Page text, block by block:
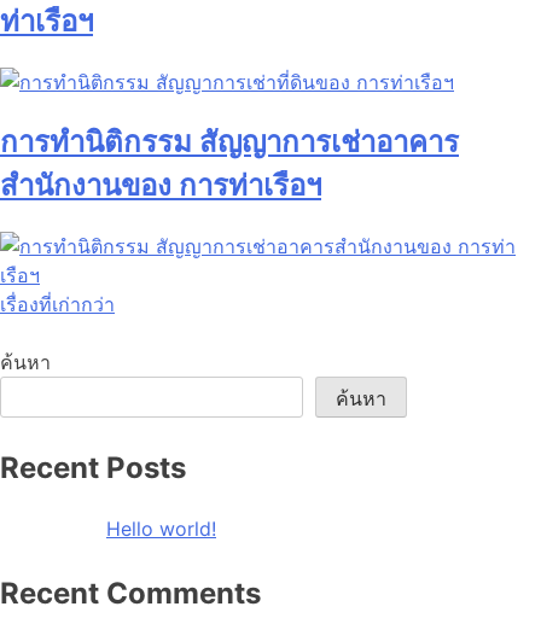
ท่าเรือฯ
การทำนิติกรรม สัญญาการเช่าอาคาร
สำนักงานของ การท่าเรือฯ
เรื่องที่เก่ากว่า
ค้นหา
ค้นหา
Recent Posts
Hello world!
Recent Comments